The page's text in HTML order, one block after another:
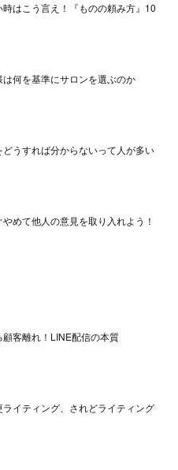
時はこう言え！『ものの頼み方』10
は何を基準にサロンを選ぶのか
うすれば分からないって人が多い
やめて他人の意見を取り入れよう！
客離れ！LINE配信の本質
ライティング、されどライティング